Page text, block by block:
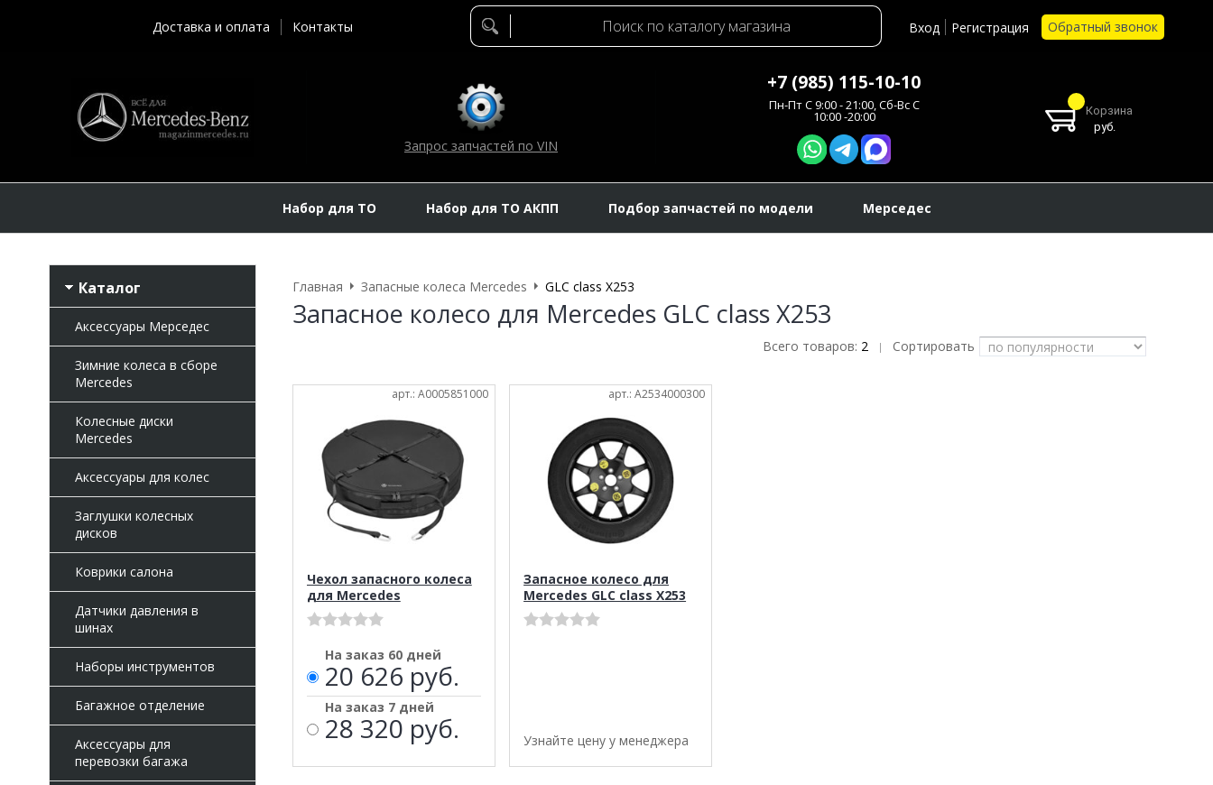
Доставка и оплата Контакты Вход Регистрация Обратный звонок
Запрос запчастей по VIN
+7 (985) 115-10-10
Пн-Пт C 9:00 - 21:00, Сб-Вс С
10:00 -20:00
Корзина
руб.
Набор для ТО Набор для ТО АКПП Подбор запчастей по модели Мерседес
Каталог
Аксессуары Мерседес
Зимние колеса в сборе
Mercedes
Колесные диски
Mercedes
Аксессуары для колес
Заглушки колесных
дисков
Коврики салона
Датчики давления в
шинах
Наборы инструментов
Багажное отделение
Аксессуары для
перевозки багажа
Главная Запасные колеса Mercedes GLC class X253
Запасное колесо для Mercedes GLC class X253
Всего товаров: 2 | Сортировать
арт.: A0005851000
Чехол запасного колеса
для Mercedes
На заказ 60 дней
20 626 руб.
На заказ 7 дней
28 320 руб.
арт.: A2534000300
Запасное колесо для
Mercedes GLC class X253
Узнайте цену у менеджера